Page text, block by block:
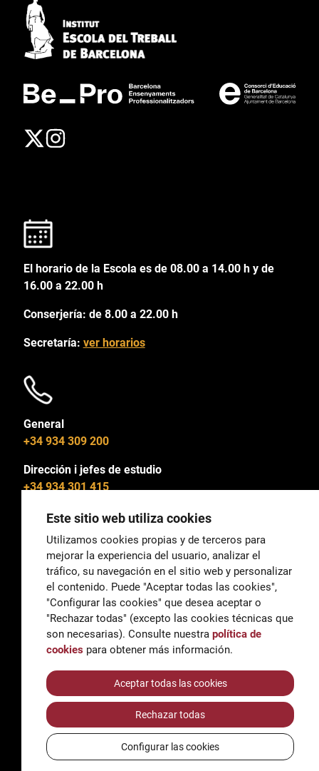
El horario de la Escola es de 08.00 a 14.00 h y de
16.00 a 22.00 h
Conserjería: de 8.00 a 22.00 h
Secretaría: ver horarios
General
+34 934 309 200
Dirección i jefes de estudio
+34 934 301 415
General
correu@escoladeltreball.org
Información
informacio@escoladeltreball.org
Trámites de secretaría
AccessibilidadAviso legal y Política de Privacidad
Política de cookies
Créditos
Este sitio web utiliza cookies
Utilizamos cookies propias y de terceros para
mejorar la experiencia del usuario, analizar el
tráfico, su navegación en el sitio web y personalizar
el contenido. Puede "Aceptar todas las cookies",
"Configurar las cookies" que desea aceptar o
"Rechazar todas" (excepto las cookies técnicas que
son necesarias). Consulte nuestra política de
cookies para obtener más información.
Aceptar todas las cookies
Rechazar todas
Configurar las cookies